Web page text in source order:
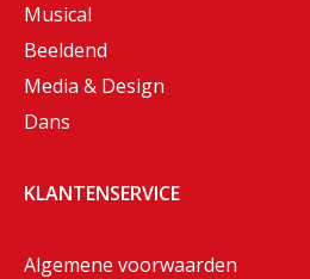
Musical
Beeldend
Media & Design
Dans
KLANTENSERVICE
Algemene voorwaarden